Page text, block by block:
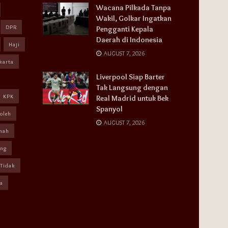
DPR
Haji
KPK
oleh
Tidak
Wacana Pilkada Tanpa
Wakil, Golkar Ingatkan
Pengganti Kepala
Daerah di Indonesia
AUGUST 7, 2026
Liverpool Siap Barter
Tak Langsung dengan
Real Madrid untuk Bek
Spanyol
AUGUST 7, 2026